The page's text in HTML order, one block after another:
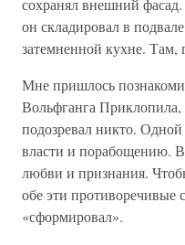
сохранял внешний
он складировал в
затемненной кухне. Там,
Мне пришлось
Вольфганга
подозревал никто.
власти и порабощению.
любви и признания.
обе эти противоречивые
«сформировал».